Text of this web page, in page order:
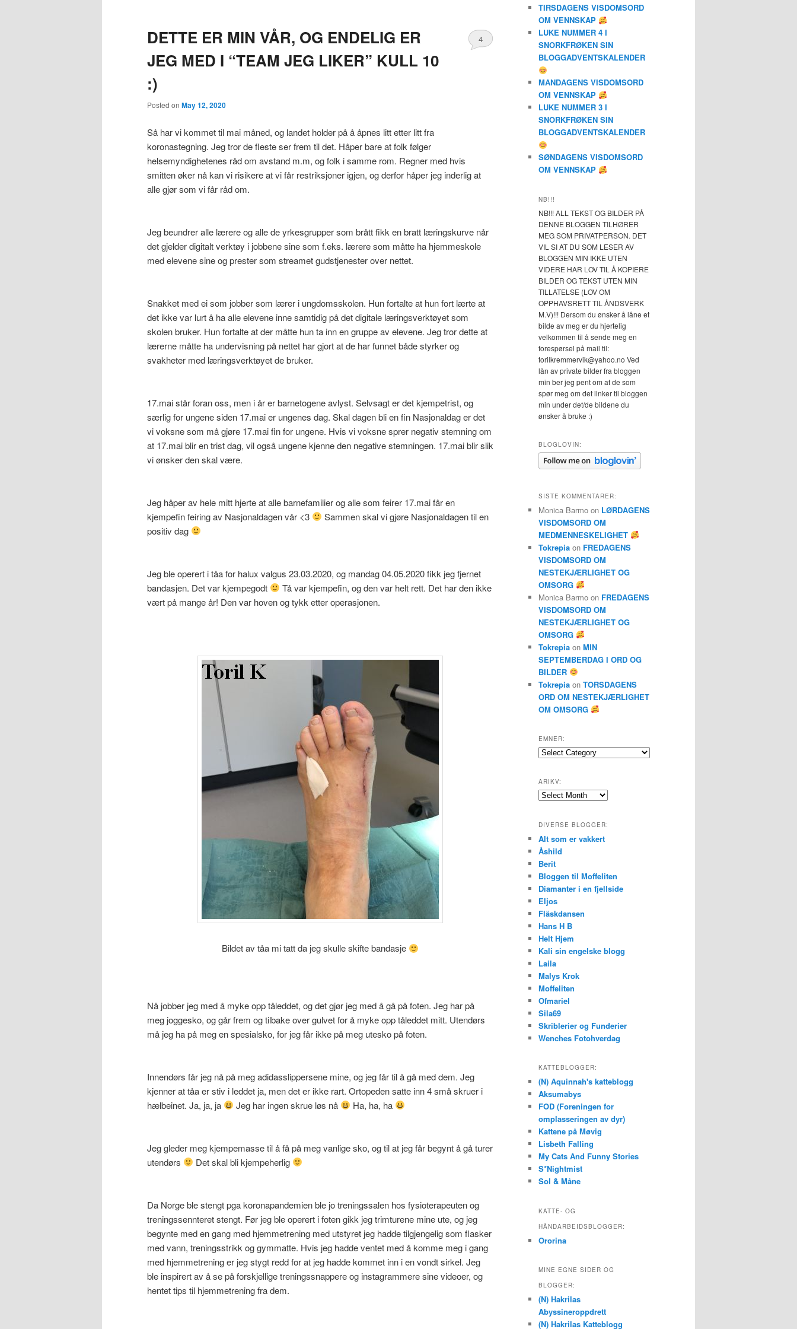
DETTE ER MIN VÅR, OG ENDELIG ER
JEG MED I “TEAM JEG LIKER” KULL 10
:)
Posted on May 12, 2020
4
Så har vi kommet til mai måned, og landet holder på å åpnes litt etter litt fra
koronastegning. Jeg tror de fleste ser frem til det. Håper bare at folk følger
helsemyndighetenes råd om avstand m.m, og folk i samme rom. Regner med hvis
smitten øker nå kan vi risikere at vi får restriksjoner igjen, og derfor håper jeg inderlig at
alle gjør som vi får råd om.
Jeg beundrer alle lærere og alle de yrkesgrupper som brått fikk en bratt læringskurve når
det gjelder digitalt verktøy i jobbene sine som f.eks. lærere som måtte ha hjemmeskole
med elevene sine og prester som streamet gudstjenester over nettet.
Snakket med ei som jobber som lærer i ungdomsskolen. Hun fortalte at hun fort lærte at
det ikke var lurt å ha alle elevene inne samtidig på det digitale læringsverktøyet som
skolen bruker. Hun fortalte at der måtte hun ta inn en gruppe av elevene. Jeg tror dette at
lærerne måtte ha undervisning på nettet har gjort at de har funnet både styrker og
svakheter med læringsverktøyet de bruker.
17.mai står foran oss, men i år er barnetogene avlyst. Selvsagt er det kjempetrist, og
særlig for ungene siden 17.mai er ungenes dag. Skal dagen bli en fin Nasjonaldag er det
vi voksne som må gjøre 17.mai fin for ungene. Hvis vi voksne sprer negativ stemning om
at 17.mai blir en trist dag, vil også ungene kjenne den negative stemningen. 17.mai blir slik
vi ønsker den skal være.
Jeg håper av hele mitt hjerte at alle barnefamilier og alle som feirer 17.mai får en
kjempefin feiring av Nasjonaldagen vår <3
Sammen skal vi gjøre Nasjonaldagen til en
positiv dag
Jeg ble operert i tåa for halux valgus 23.03.2020, og mandag 04.05.2020 fikk jeg fjernet
bandasjen. Det var kjempegodt
Tå var kjempefin, og den var helt rett. Det har den ikke
vært på mange år! Den var hoven og tykk etter operasjonen.
Bildet av tåa mi tatt da jeg skulle skifte bandasje
Nå jobber jeg med å myke opp tåleddet, og det gjør jeg med å gå på foten. Jeg har på
meg joggesko, og går frem og tilbake over gulvet for å myke opp tåleddet mitt. Utendørs
må jeg ha på meg en spesialsko, for jeg får ikke på meg utesko på foten.
Innendørs får jeg nå på meg adidasslippersene mine, og jeg får til å gå med dem. Jeg
kjenner at tåa er stiv i leddet ja, men det er ikke rart. Ortopeden satte inn 4 små skruer i
hælbeinet. Ja, ja, ja
Jeg har ingen skrue løs nå Ha, ha, ha
Jeg gleder meg kjempemasse til å få på meg vanlige sko, og til at jeg får begynt å gå turer
utendørs
Det skal bli kjempeherlig
Da Norge ble stengt pga koronapandemien ble jo treningssalen hos fysioterapeuten og
treningssennteret stengt. Før jeg ble operert i foten gikk jeg trimturene mine ute, og jeg
begynte med en gang med hjemmetrening med utstyret jeg hadde tilgjengelig som flasker
med vann, treningsstrikk og gymmatte. Hvis jeg hadde ventet med å komme meg i gang
med hjemmetrening er jeg stygt redd for at jeg hadde kommet inn i en vondt sirkel. Jeg
ble inspirert av å se på forskjellige treningssnappere og instagrammere sine videoer, og
hentet tips til hjemmetrening fra dem.
TIRSDAGENS VISDOMSORD
OM VENNSKAP
LUKE NUMMER 4 I
SNORKFRØKEN SIN
BLOGGADVENTSKALENDER
MANDAGENS VISDOMSORD
OM VENNSKAP
LUKE NUMMER 3 I
SNORKFRØKEN SIN
BLOGGADVENTSKALENDER
SØNDAGENS VISDOMSORD
OM VENNSKAP
NB!!!
NB!!! ALL TEKST OG BILDER PÅ
DENNE BLOGGEN TILHØRER
MEG SOM PRIVATPERSON. DET
VIL SI AT DU SOM LESER AV
BLOGGEN MIN IKKE UTEN
VIDERE HAR LOV TIL Å KOPIERE
BILDER OG TEKST UTEN MIN
TILLATELSE (LOV OM
OPPHAVSRETT TIL ÅNDSVERK
M.V)!!! Dersom du ønsker å låne et
bilde av meg er du hjertelig
velkommen til å sende meg en
forespørsel på mail til:
torilkremmervik@yahoo.no Ved
lån av private bilder fra bloggen
min ber jeg pent om at de som
spør meg om det linker til bloggen
min under det/de bildene du
ønsker å bruke :)
BLOGLOVIN:
SISTE KOMMENTARER:
Monica Barmo on LØRDAGENS
VISDOMSORD OM
MEDMENNESKELIGHET
Tokrepia on FREDAGENS
VISDOMSORD OM
NESTEKJÆRLIGHET OG
OMSORG
Monica Barmo on FREDAGENS
VISDOMSORD OM
NESTEKJÆRLIGHET OG
OMSORG
Tokrepia on MIN
SEPTEMBERDAG I ORD OG
BILDER
Tokrepia on TORSDAGENS
ORD OM NESTEKJÆRLIGHET
OM OMSORG
EMNER:
Emner:
ARIKV:
Arikv:
DIVERSE BLOGGER:
Alt som er vakkert
Åshild
Berit
Bloggen til Moffeliten
Diamanter i en fjellside
Eljos
Fläskdansen
Hans H B
Helt Hjem
Kali sin engelske blogg
Laila
Malys Krok
Moffeliten
Ofmariel
Sila69
Skriblerier og Funderier
Wenches Fotohverdag
KATTEBLOGGER:
(N) Aquinnah's katteblogg
Aksumabys
FOD (Foreningen for
omplasseringen av dyr)
Kattene på Møvig
Lisbeth Falling
My Cats And Funny Stories
S*Nightmist
Sol & Måne
KATTE- OG
HÅNDARBEIDSBLOGGER:
Ororina
MINE EGNE SIDER OG
BLOGGER:
(N) Hakrilas
Abyssineroppdrett
(N) Hakrilas Katteblogg